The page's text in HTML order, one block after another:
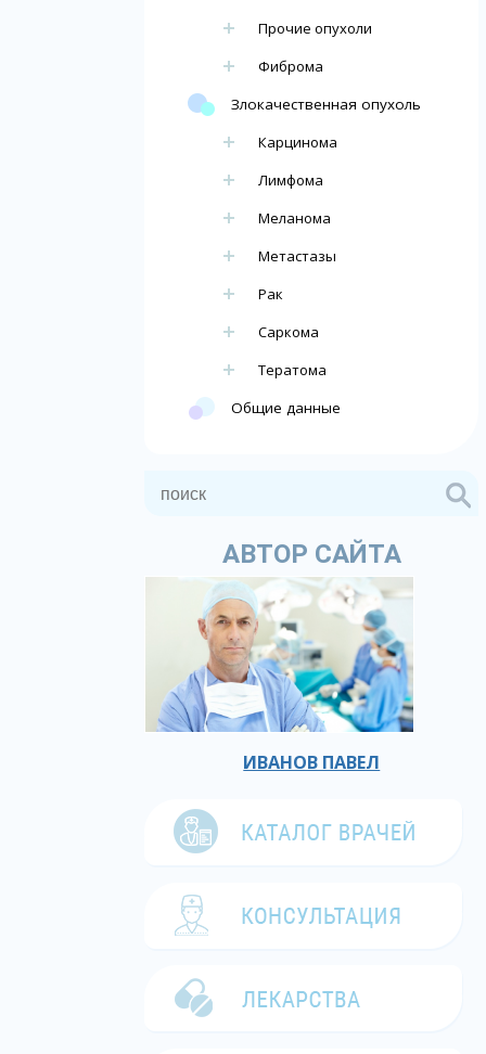
Прочие опухоли
Фиброма
Злокачественная опухоль
Карцинома
Лимфома
Меланома
Метастазы
Рак
Саркома
Тератома
Общие данные
АВТОР САЙТА
ИВАНОВ ПАВЕЛ